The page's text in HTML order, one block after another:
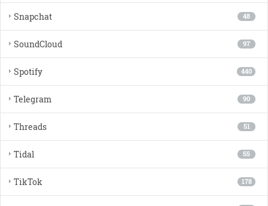
48
Snapchat
97
SoundCloud
440
Spotify
90
Telegram
51
Threads
55
Tidal
178
TikTok